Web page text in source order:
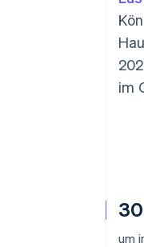
Beschleunigter
Financial
Verbundene
im
um